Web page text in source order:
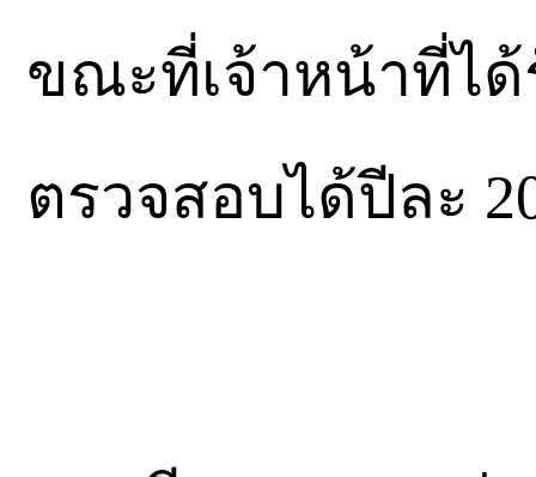
ขณะที่เจ้าหน้าที่ไ
ตรวจสอบได้ปีละ